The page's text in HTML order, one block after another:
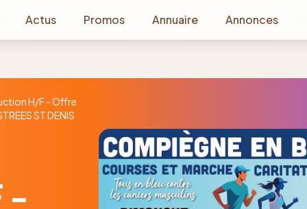
Actus Promos Annuaire Annonces
H/F - Offre
ST DENIS
-